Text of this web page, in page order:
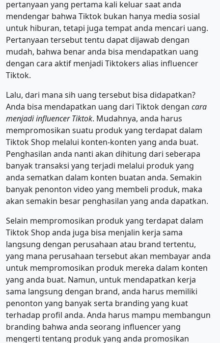
pertanyaan yang pertama kali keluar saat anda
mendengar bahwa Tiktok bukan hanya media sosial
untuk hiburan, tetapi juga tempat anda mencari uang.
Pertanyaan tersebut tentu dapat dijawab dengan
mudah, bahwa benar anda bisa mendapatkan uang
dengan cara aktif menjadi Tiktokers alias influencer
Tiktok.
Lalu, dari mana sih uang tersebut bisa didapatkan?
Anda bisa mendapatkan uang dari Tiktok dengan cara
menjadi influencer Tiktok. Mudahnya, anda harus
mempromosikan suatu produk yang terdapat dalam
Tiktok Shop melalui konten-konten yang anda buat.
Penghasilan anda nanti akan dihitung dari seberapa
banyak transaksi yang terjadi melalui produk yang
anda sematkan dalam konten buatan anda. Semakin
banyak penonton video yang membeli produk, maka
akan semakin besar penghasilan yang anda dapatkan.
Selain mempromosikan produk yang terdapat dalam
Tiktok Shop anda juga bisa menjalin kerja sama
langsung dengan perusahaan atau brand tertentu,
yang mana perusahaan tersebut akan membayar anda
untuk mempromosikan produk mereka dalam konten
yang anda buat. Namun, untuk mendapatkan kerja
sama langsung dengan brand, anda harus memiliki
penonton yang banyak serta branding yang kuat
terhadap profil anda. Anda harus mampu membangun
branding bahwa anda seorang influencer yang
mengerti tentang produk yang anda promosikan